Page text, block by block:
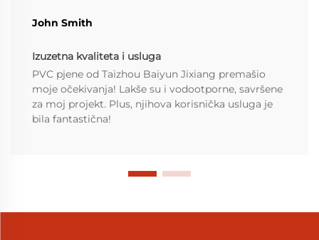
John Smith
Izuzetna kvaliteta i usluga
PVC pjene od Taizhou Baiyun Jixiang premašio
moje očekivanja! Lakše su i vodootporne, savršene
za moj projekt. Plus, njihova korisnička usluga je
bila fantastična!